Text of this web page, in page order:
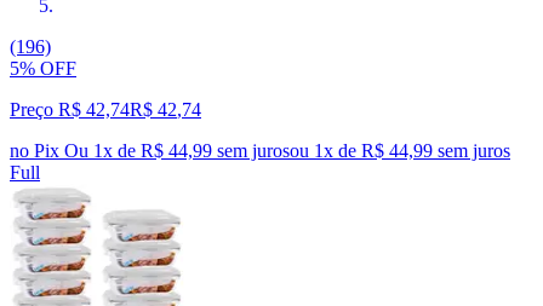
(196)
5% OFF
Preço R$ 42,74R$ 42,74
no Pix Ou 1x de R$ 44,99 sem jurosou 1x de R$ 44,99 sem juros
Full